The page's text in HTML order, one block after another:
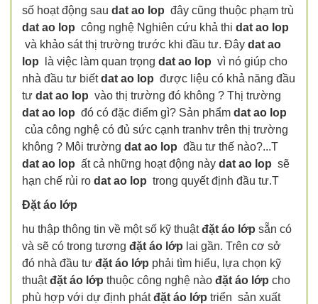
số hoạt động sau dat ao lop đây cũng thuộc phạm trù
dat ao lop công nghệ Nghiên cứu khả thi dat ao lop
và khảo sát thị trường trước khi đầu tư. Đây dat ao
lop
là việc làm quan trọng dat ao lop vì nó giúp cho
nhà đầu tư biếtdat ao lop được liệu có khả năng đầu
tư dat ao lop vào thị trường đó không ? Thị trường
dat ao lop đó có đặc điểm gì? Sản phẩm dat ao lop
của công nghệ có đủ sức cạnh tranhv trên thị trường
không ? Môi trường dat ao lop đầu tư thế nào?...T
dat ao lop ất cả những hoạt động này dat ao lop sẽ
hạn chế rủi ro dat ao lop trong quyết định đầu tư.T
Đặt áo lớp
hu thập thông tin về một số kỹ thuậtđặt áo lớp sẵn có
và sẽ có trong tương đặt áo lớp lai gần. Trên cơ sở
đó nhà đầu tư đặt áo lớp phải tìm hiểu, lựa chọn kỹ
thuậtđặt áo lớp thuộc công nghệ nào đặt áo lớp cho
phù hợp với dự định phátđặt áo lớp triển sản xuất